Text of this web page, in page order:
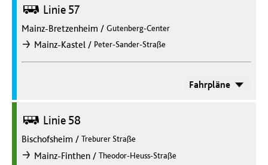
Bus Linie 57
Mainz-Bretzenheim / Gutenberg-Center
nachMainz-Kastel / Peter-Sander-Straße
Fahrpläne
Bus Linie 58
Bischofsheim / Treburer Straße
nachMainz-Finthen / Theodor-Heuss-Straße